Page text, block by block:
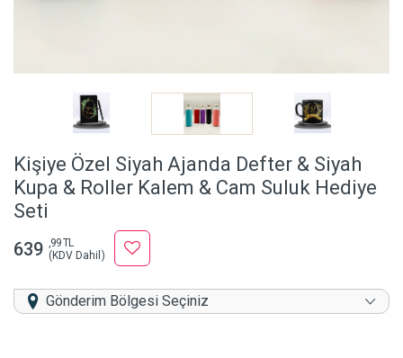
Kişiye Özel Siyah Ajanda Defter & Siyah
Kupa & Roller Kalem & Cam Suluk Hediye
Seti
639 ,99 TL
(KDV Dahil)
Gönderim Bölgesi Seçiniz